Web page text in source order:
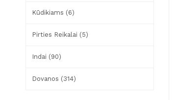
Kūdikiams (6)
Pirties Reikalai (5)
Indai (90)
Dovanos (314)